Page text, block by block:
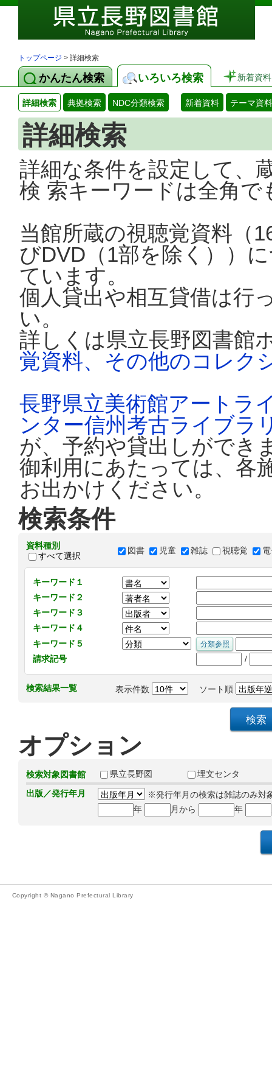
トップページ > 詳細検索
かんたん検索 いろいろ検索 新着資料
詳細検索 典拠検索 NDC分類検索 新着資料 テーマ資料
詳細検索
詳細な条件を設定して、
検 索キーワードは全角
当館所蔵の視聴覚資料（
びDVD（1部を除く））
ています。
個人貸出や相互貸借は行
い。
詳しくは県立長野図書館
覚資料、その他のコレク
長野県立美術館アートラ
ンター信州考古ライブラ
が、予約や貸出しができ
御利用にあたっては、各
お出かけください。
検索条件
資料種別
すべて選択
図書 児童 雑誌 視聴覚
キーワード１
キーワード２
キーワード３
キーワード４
キーワード５
請求記号
/
検索結果一覧 表示件数 ソート順
オプション
検索対象図書館 県立長野図
埋文センタ
出版／発行年月
※発行年月の検索は雑誌のみ対
年
月から 年
Copyright © Nagano Prefectural Library